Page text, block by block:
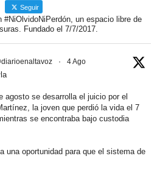
Seguir
#NiOlvidoNiPerdón, un espacio libre de
Fundado el 7/7/2017.
· 4 Ago
agosto se desarrolla el juicio por el
la joven que perdió la vida el 7
se encontraba bajo custodia
una oportunidad para que el sistema de